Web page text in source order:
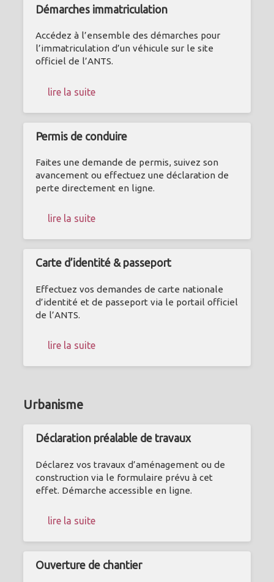
Démarches immatriculation
Accédez à l’ensemble des démarches pour
l’immatriculation d’un véhicule sur le site
officiel de l’ANTS.
lire la suite
Permis de conduire
Faites une demande de permis, suivez son
avancement ou effectuez une déclaration de
perte directement en ligne.
lire la suite
Carte d’identité & passeport
Effectuez vos demandes de carte nationale
d’identité et de passeport via le portail officiel
de l’ANTS.
lire la suite
Urbanisme
Déclaration préalable de travaux
Déclarez vos travaux d’aménagement ou de
construction via le formulaire prévu à cet
effet. Démarche accessible en ligne.
lire la suite
Ouverture de chantier